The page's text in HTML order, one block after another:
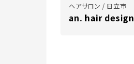
ヘアサロン / 日立市
an. hair design